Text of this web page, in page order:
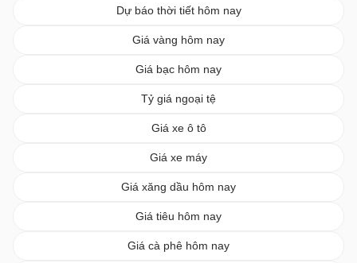
Dự báo thời tiết hôm nay
Giá vàng hôm nay
Giá bạc hôm nay
Tỷ giá ngoại tệ
Giá xe ô tô
Giá xe máy
Giá xăng dầu hôm nay
Giá tiêu hôm nay
Giá cà phê hôm nay